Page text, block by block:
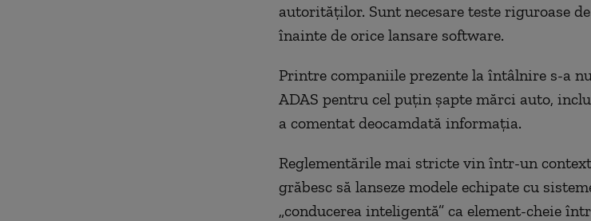
autorităţilor. Sunt necesare teste riguroase
înainte de orice lansare software.
Printre companiile prezente la întâlnire s-a
ADAS pentru cel puţin şapte mărci auto,
a comentat deocamdată informaţia.
Reglementările mai stricte vin într-un
grăbesc să lanseze modele echipate cu
„conducerea inteligentă” ca element-cheie